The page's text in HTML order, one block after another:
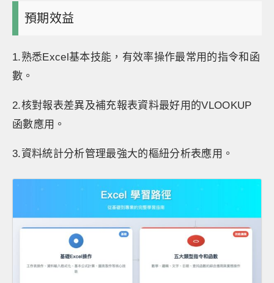
預期效益
1.熟悉Excel基本技能，有效率操作最常用的指令和函
數。
2.核對報表差異及補充報表資料最好用的VLOOKUP
函數應用。
3.資料統計分析管理最強大的樞紐分析表應用。